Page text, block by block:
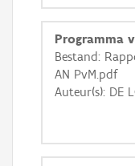
Basis Lagen
OSM-
GRB-
Programma
Bestand:
AN PvM.pdf
Auteur(s): DE